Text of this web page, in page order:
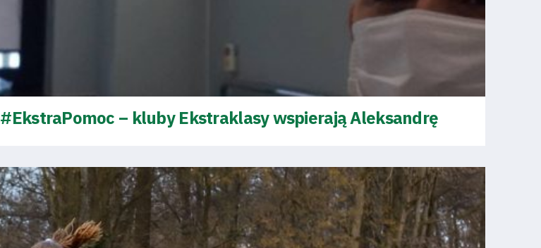
#EkstraPomoc – kluby Ekstraklasy wspierają Aleksandrę